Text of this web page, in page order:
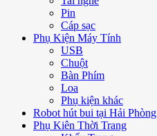
Pin
Cáp sạc
Phụ Kiện Máy Tính
USB
Chuột
Bàn Phím
Loa
Phụ kiện khác
Robot hút bui tại Hải Phòng
Phụ Kiên Thời Trang